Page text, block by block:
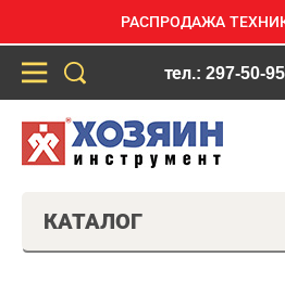
РАСПРОДАЖА
тел.: 297-50-95
КАТАЛОГ